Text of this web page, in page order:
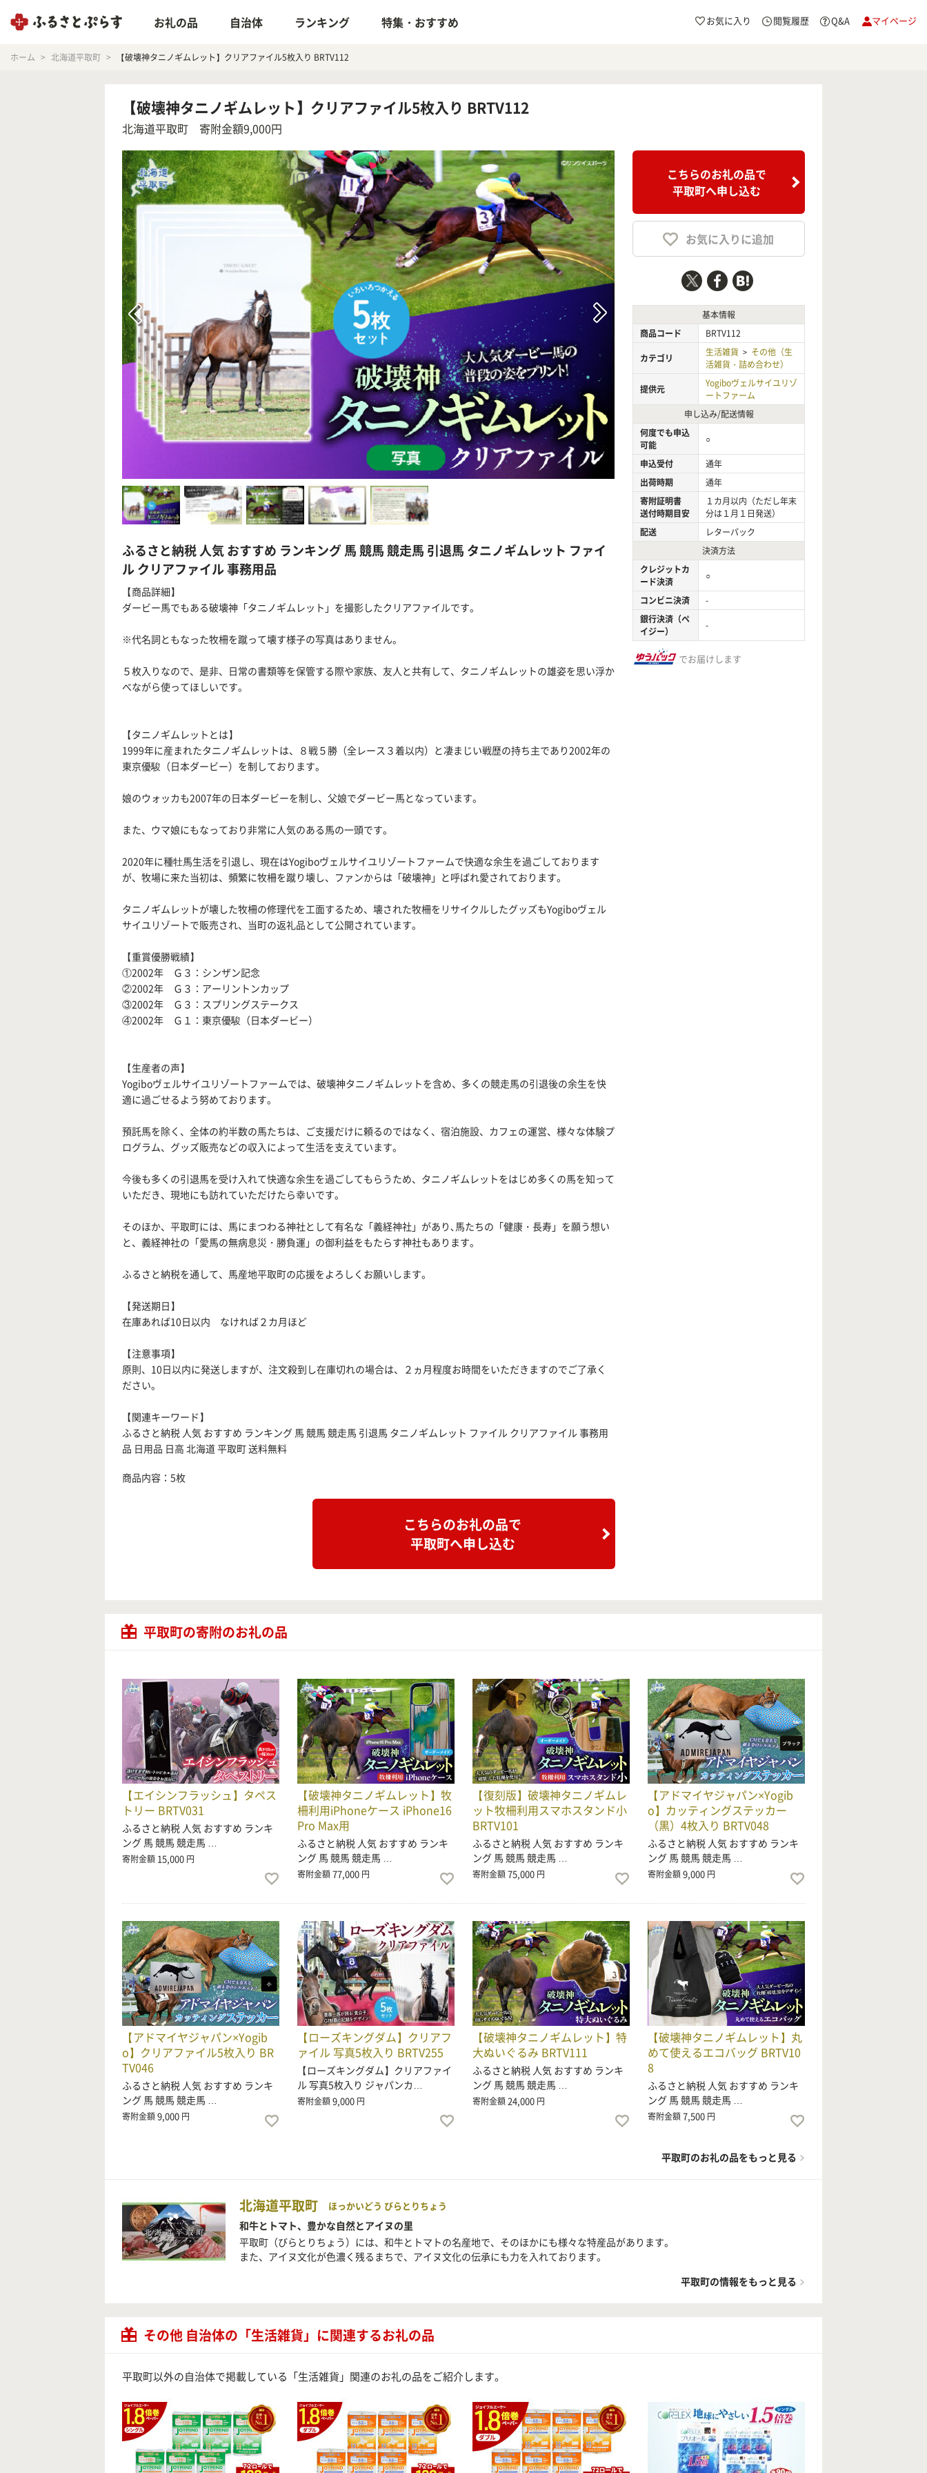
お礼の品 自治体 ランキング 特集・おすすめ お気に入り 閲覧履歴 Q&A マイページ
ホーム 北海道平取町 【破壊神タニノギムレット】クリアファイル5枚入り BRTV112
【破壊神タニノギムレット】クリアファイル5枚入り BRTV112
北海道平取町 寄附金額9,000円
ふるさと納税 人気 おすすめ ランキング 馬 競馬 競走馬 引退馬 タニノギムレット ファイ
ル クリアファイル 事務用品
【商品詳細】
ダービー馬でもある破壊神「タニノギムレット」を撮影したクリアファイルです。
※代名詞ともなった牧柵を蹴って壊す様子の写真はありません。
５枚入りなので、是非、日常の書類等を保管する際や家族、友人と共有して、タニノギムレットの雄姿を思い浮か
べながら使ってほしいです。
【タニノギムレットとは】
1999年に産まれたタニノギムレットは、８戦５勝（全レース３着以内）と凄まじい戦歴の持ち主であり2002年の
東京優駿（日本ダービー）を制しております。
娘のウォッカも2007年の日本ダービーを制し、父娘でダービー馬となっています。
また、ウマ娘にもなっており非常に人気のある馬の一頭です。
2020年に種牡馬生活を引退し、現在はYogiboヴェルサイユリゾートファームで快適な余生を過ごしております
が、牧場に来た当初は、頻繁に牧柵を蹴り壊し、ファンからは「破壊神」と呼ばれ愛されております。
タニノギムレットが壊した牧柵の修理代を工面するため、壊された牧柵をリサイクルしたグッズもYogiboヴェル
サイユリゾートで販売され、当町の返礼品として公開されています。
【重賞優勝戦績】
①2002年 Ｇ３：シンザン記念
②2002年 Ｇ３：アーリントンカップ
③2002年 Ｇ３：スプリングステークス
④2002年 Ｇ１：東京優駿（日本ダービー）
【生産者の声】
Yogiboヴェルサイユリゾートファームでは、破壊神タニノギムレットを含め、多くの競走馬の引退後の余生を快
適に過ごせるよう努めております。
預託馬を除く、全体の約半数の馬たちは、ご支援だけに頼るのではなく、宿泊施設、カフェの運営、様々な体験プ
ログラム、グッズ販売などの収入によって生活を支えています。
今後も多くの引退馬を受け入れて快適な余生を過ごしてもらうため、タニノギムレットをはじめ多くの馬を知って
いただき、現地にも訪れていただけたら幸いです。
そのほか、平取町には、馬にまつわる神社として有名な「義経神社」があり､馬たちの「健康・長寿」を願う想い
と、義経神社の「愛馬の無病息災・勝負運」の御利益をもたらす神社もあります。
ふるさと納税を通して、馬産地平取町の応援をよろしくお願いします。
【発送期日】
在庫あれば10日以内 なければ２カ月ほど
【注意事項】
原則、10日以内に発送しますが、注文殺到し在庫切れの場合は、２ヵ月程度お時間をいただきますのでご了承く
ださい。
【関連キーワード】
ふるさと納税 人気 おすすめ ランキング 馬 競馬 競走馬 引退馬 タニノギムレット ファイル クリアファイル 事務用
品 日用品 日高 北海道 平取町 送料無料
商品内容：5枚
こちらのお礼の品で
平取町へ申し込む
お気に入りに追加
基本情報
商品コード
BRTV112
カテゴリ
生活雑貨 > その他（生
活雑貨・詰め合わせ）
提供元
Yogiboヴェルサイユリゾ
ートファーム
申し込み/配送情報
何度でも申込
可能
○
申込受付
通年
出荷時期
通年
寄附証明書
送付時期目安
１カ月以内（ただし年末
分は１月１日発送）
配送
レターパック
決済方法
クレジットカ
ード決済
○
コンビニ決済
-
銀行決済（ペ
イジー）
-
でお届けします
こちらのお礼の品で
平取町へ申し込む
平取町の寄附のお礼の品
【エイシンフラッシュ】タペス
トリー BRTV031
ふるさと納税 人気 おすすめ ランキ
ング 馬 競馬 競走馬 …
寄附金額 15,000 円
【破壊神タニノギムレット】牧
柵利用iPhoneケース iPhone16
Pro Max用
ふるさと納税 人気 おすすめ ランキ
ング 馬 競馬 競走馬 …
寄附金額77,000 円
【復刻版】破壊神タニノギムレ
ット牧柵利用スマホスタンド小
BRTV101
ふるさと納税 人気 おすすめ ランキ
ング 馬 競馬 競走馬 …
寄附金額75,000 円
【アドマイヤジャパン×Yogib
o】カッティングステッカー
（黒）4枚入り BRTV048
ふるさと納税 人気 おすすめ ランキ
ング 馬 競馬 競走馬 …
寄附金額9,000 円
【アドマイヤジャパン×Yogib
o】クリアファイル5枚入り BR
TV046
ふるさと納税 人気 おすすめ ランキ
ング 馬 競馬 競走馬 …
寄附金額9,000 円
【ローズキングダム】クリアフ
ァイル 写真5枚入り BRTV255
【ローズキングダム】クリアファイ
ル 写真5枚入り ジャパンカ…
寄附金額9,000 円
【破壊神タニノギムレット】特
大ぬいぐるみ BRTV111
ふるさと納税 人気 おすすめ ランキ
ング 馬 競馬 競走馬 …
寄附金額24,000 円
【破壊神タニノギムレット】丸
めて使えるエコバッグ BRTV10
8
ふるさと納税 人気 おすすめ ランキ
ング 馬 競馬 競走馬 …
寄附金額7,500 円
平取町のお礼の品をもっと見る
北海道平取町 ほっかいどう びらとりちょう
和牛とトマト、豊かな自然とアイヌの里
平取町（びらとりちょう）には、和牛とトマトの名産地で、そのほかにも様々な特産品があります。
また、アイヌ文化が色濃く残るまちで、アイヌ文化の伝承にも力を入れております。
平取町の情報をもっと見る
その他 自治体の「生活雑貨」に関連するお礼の品
平取町以外の自治体で掲載している「生活雑貨」関連のお礼の品をご紹介します。